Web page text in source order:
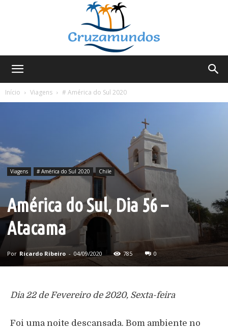
Início
Viagens # América do Sul 2020
Viagens # América do Sul 2020 Chile
América do Sul, Dia 56 –
Atacama
Por Ricardo Ribeiro - 04/09/2020 785 0
Dia 22 de Fevereiro de 2020, Sexta-feira
Foi uma noite descansada. Bom ambiente no